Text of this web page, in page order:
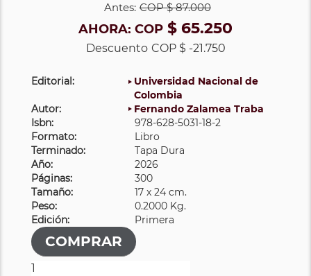
Antes: COP$ 87.000
AHORA: COP $ 65.250
Descuento COP $ -21.750
Editorial:
Universidad Nacional de
Colombia
Autor:
Fernando Zalamea Traba
Isbn:
978-628-5031-18-2
Formato:
Libro
Terminado:
Tapa Dura
Año:
2026
Páginas:
300
Tamaño:
17 x 24 cm.
Peso:
0.2000 Kg.
Edición:
Primera